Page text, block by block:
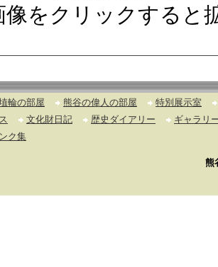
像をクリックすると
輪の部屋 熊谷の偉人の部屋
特別展示室
文化財日記 歴史ダイアリー
ギャラリ
ク集
熊